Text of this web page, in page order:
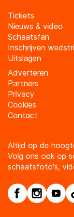
Tickets
Nieuws & video
Schaatsfan
Inschrijven
Uitslagen
Adverteren
Partners
Privacy
Cookies
Contact
Altijd op de
Volg ons ook op
schaatsfoto's,